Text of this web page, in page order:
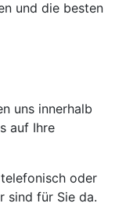
und die besten
uns innerhalb
auf Ihre
oder
sind für Sie da.